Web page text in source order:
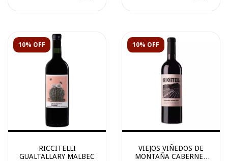
10% OFF
RICCITELLI
GUALTALLARY MALBEC
10% OFF
VIEJOS VIÑEDOS DE
MONTAÑA CABERNET